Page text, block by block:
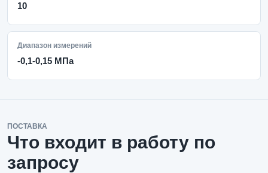
10
Диапазон измерений
-0,1-0,15 МПа
ПОСТАВКА
Что входит в работу по
запросу